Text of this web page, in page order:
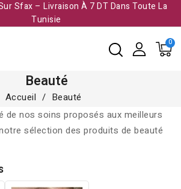
Sfax – Livraison À 7 DT Dans Toute La
Tunisie​
Beauté
Accueil
Beauté
de nos soins proposés aux meilleurs
sélection des produits de beauté